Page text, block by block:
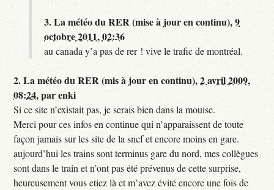
3.La météo du RER (mise à jour en continu),9
octobre 2011, 02:36
au canada y’a pas de rer ! vive le trafic de montréal.
2.La météo du RER (mis à jour en continu),2 avril 2009,
08:24,parenki
Si ce site n’existait pas, je serais bien dans la mouise.
Merci pour ces infos en continue qui n’apparaissent de toute
façon jamais sur les site de la sncf et encore moins en gare.
aujourd’hui les trains sont terminus gare du nord, mes collègues
sont dans le train et n’ont pas été prévenus de cette surprise,
heureusement vous etiez là et m’avez évité encore une fois de